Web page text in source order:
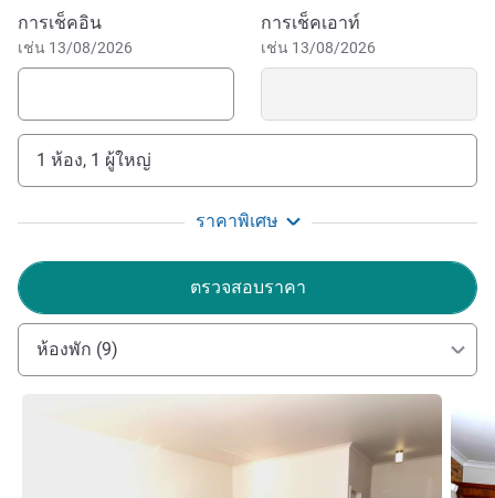
Victoria's most historic towns.
Within the Port of Echuca, guest can jump onboard a
Mercure Port of Echuca have a historic world to discover
just beyond their doors.
We cannot wait to welcome you to Mercure Port of
Emilly Atkinson ฝ่ายบริหารโรงแรม
จองโรงแรมนี้
การเช็คอิน
เช่น 13/08/2026
การเช็คเอาท์
เช่น 13/08/2026
1 ห้อง, 1 ผู้ใหญ่
ราคาพิเศษ
ตรวจสอบราคา
ห้องพัก (9)